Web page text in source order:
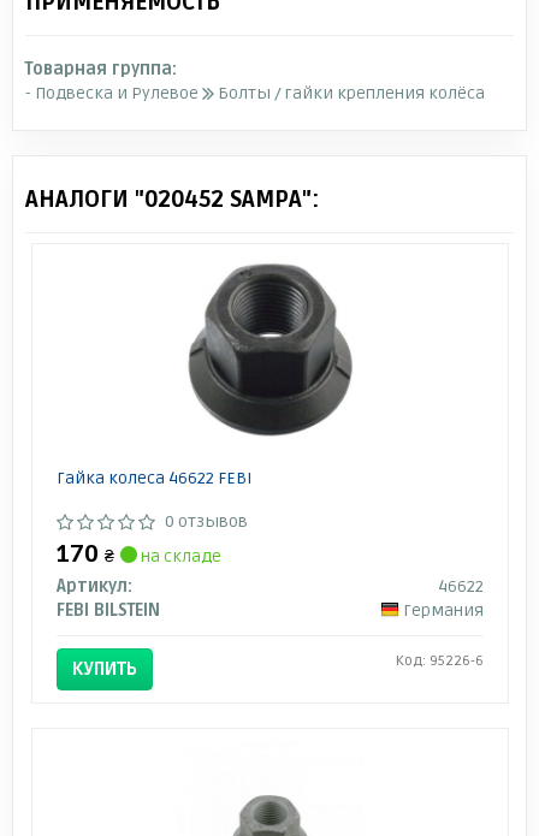
Товарная группа:
- Подвеска и Рулевое
Болты / гайки крепления колёса
АНАЛОГИ "020452 SAMPA":
Гайка колеса 46622 FEBI
0 отзывов
170 ₴
на складе
Артикул:
46622
FEBI BILSTEIN
Германия
КУПИТЬ Код: 95226-6